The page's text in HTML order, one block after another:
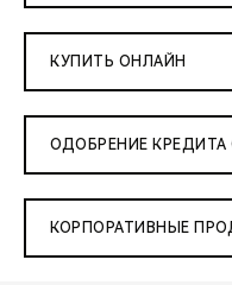
КУПИТЬ ОНЛАЙН
ОДОБРЕНИЕ КРЕДИТА
КОРПОРАТИВНЫЕ